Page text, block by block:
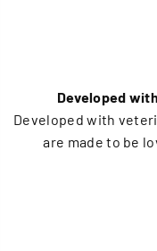
Developed
Developed with
are made to be